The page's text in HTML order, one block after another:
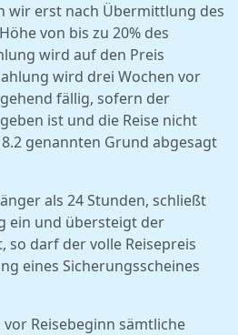
wir erst nach Übermittlung des
von bis zu 20% des
wird auf den Preis
wird drei Wochen vor
fällig, sofern der
ist und die Reise nicht
genannten Grund abgesagt
als 24 Stunden, schließt
ein und übersteigt der
so darf der volle Reisepreis
eines Sicherungsscheines
Reisebeginn sämtliche